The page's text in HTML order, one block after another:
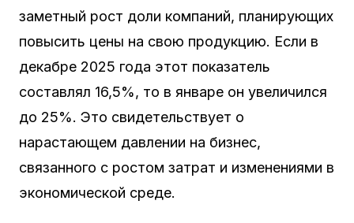
заметный рост доли компаний, планирующих
повысить цены на свою продукцию. Если в
декабре 2025 года этот показатель
составлял 16,5%, то в январе он увеличился
до 25%. Это свидетельствует о
нарастающем давлении на бизнес,
связанного с ростом затрат и изменениями в
экономической среде.